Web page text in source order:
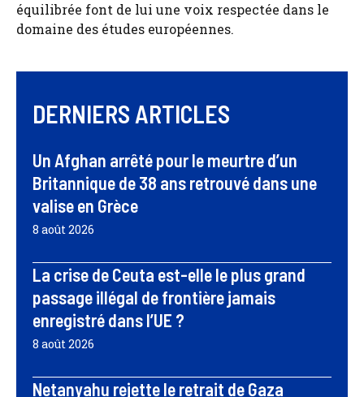
équilibrée font de lui une voix respectée dans le
domaine des études européennes.
DERNIERS ARTICLES
Un Afghan arrêté pour le meurtre d’un
Britannique de 38 ans retrouvé dans une
valise en Grèce
8 août 2026
La crise de Ceuta est-elle le plus grand
passage illégal de frontière jamais
enregistré dans l’UE ?
8 août 2026
Netanyahu rejette le retrait de Gaza